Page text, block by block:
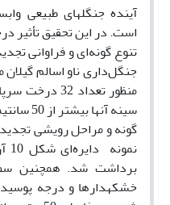
آینده جنگلهای طبیعی
است. در این تحقیق تأثیر
تنوع گونه‌ای و فراوانی
جنگل‌داری ناو اسالم
منظور تعداد
سینه
گونه‌ و مراحل رویشی
برداشت شد. همچنین
خشکه­دارها و درجه